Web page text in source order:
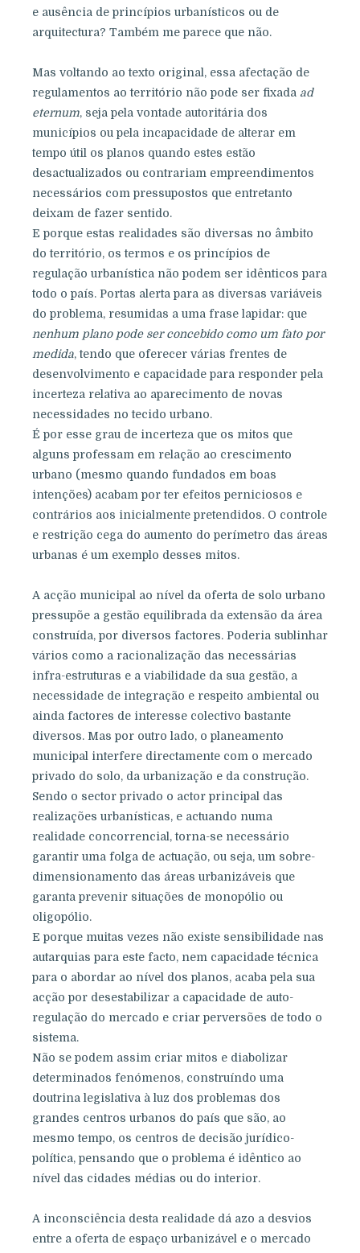
e ausência de princípios urbanísticos ou de
arquitectura? Também me parece que não.
Mas voltando ao texto original, essa afectação de
regulamentos ao território não pode ser fixada ad
eternum, seja pela vontade autoritária dos
municípios ou pela incapacidade de alterar em
tempo útil os planos quando estes estão
desactualizados ou contrariam empreendimentos
necessários com pressupostos que entretanto
deixam de fazer sentido.
E porque estas realidades são diversas no âmbito
do território, os termos e os princípios de
regulação urbanística não podem ser idênticos para
todo o país. Portas alerta para as diversas variáveis
do problema, resumidas a uma frase lapidar: que
nenhum plano pode ser concebido como um fato por
medida, tendo que oferecer várias frentes de
desenvolvimento e capacidade para responder pela
incerteza relativa ao aparecimento de novas
necessidades no tecido urbano.
É por esse grau de incerteza que os mitos que
alguns professam em relação ao crescimento
urbano (mesmo quando fundados em boas
intenções) acabam por ter efeitos perniciosos e
contrários aos inicialmente pretendidos. O controle
e restrição cega do aumento do perímetro das áreas
urbanas é um exemplo desses mitos.
A acção municipal ao nível da oferta de solo urbano
pressupõe a gestão equilibrada da extensão da área
construída, por diversos factores. Poderia sublinhar
vários como a racionalização das necessárias
infra-estruturas e a viabilidade da sua gestão, a
necessidade de integração e respeito ambiental ou
ainda factores de interesse colectivo bastante
diversos. Mas por outro lado, o planeamento
municipal interfere directamente com o mercado
privado do solo, da urbanização e da construção.
Sendo o sector privado o actor principal das
realizações urbanísticas, e actuando numa
realidade concorrencial, torna-se necessário
garantir uma folga de actuação, ou seja, um sobre-
dimensionamento das áreas urbanizáveis que
garanta prevenir situações de monopólio ou
oligopólio.
E porque muitas vezes não existe sensibilidade nas
autarquias para este facto, nem capacidade técnica
para o abordar ao nível dos planos, acaba pela sua
acção por desestabilizar a capacidade de auto-
regulação do mercado e criar perversões de todo o
sistema.
Não se podem assim criar mitos e diabolizar
determinados fenómenos, construíndo uma
doutrina legislativa à luz dos problemas dos
grandes centros urbanos do país que são, ao
mesmo tempo, os centros de decisão jurídico-
política, pensando que o problema é idêntico ao
nível das cidades médias ou do interior.
A inconsciência desta realidade dá azo a desvios
entre a oferta de espaço urbanizável e o mercado